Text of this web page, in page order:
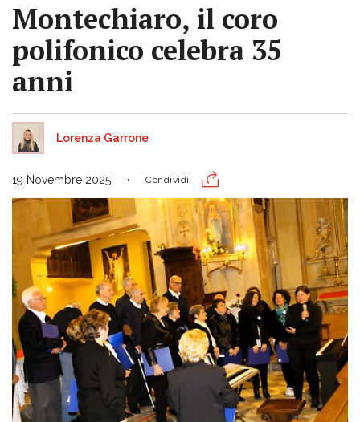
Montechiaro, il coro
polifonico celebra 35
anni
Lorenza Garrone
19 Novembre 2025 Condividi